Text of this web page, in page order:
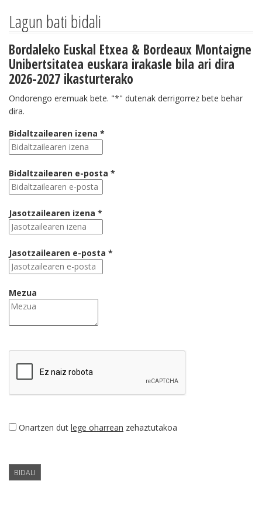
Lagun bati bidali
Bordaleko Euskal Etxea & Bordeaux Montaigne
Unibertsitatea euskara irakasle bila ari dira
2026-2027 ikasturterako
Ondorengo eremuak bete. "*" dutenak derrigorrez bete behar
dira.
Bidaltzailearen izena *
Bidaltzailearen e-posta *
Jasotzailearen izena *
Jasotzailearen e-posta *
Mezua
Onartzen dut lege oharrean zehaztutakoa
BIDALI